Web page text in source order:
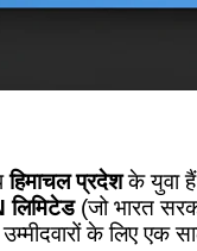
हिमाचल प्रदेशके युवा
(जो भारत
के लिए एक